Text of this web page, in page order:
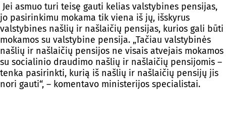
Jei asmuo turi teisę gauti kelias valstybines pensijas,
jo pasirinkimu mokama tik viena iš jų, išskyrus
valstybines našlių ir našlaičių pensijas, kurios gali būti
mokamos su valstybine pensija. „Tačiau valstybinės
našlių ir našlaičių pensijos ne visais atvejais mokamos
su socialinio draudimo našlių ir našlaičių pensijomis –
tenka pasirinkti, kurią iš našlių ir našlaičių pensijų jis
nori gauti“, – komentavo ministerijos specialistai.